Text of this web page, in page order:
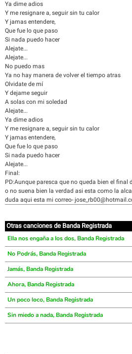
Ya dime adios
Y me resignare a, seguir sin tu calor
Y jamas entendere,
Que fue lo que paso
Si nada puedo hacer
Alejate...
Alejate...
No puedo mas
Ya no hay manera de volver el tiempo atras
Olvidate de mí
Y dejame seguir
A solas con mi soledad
Alejate...
Ya dime adios
Y me resignare a, seguir sin tu calor
Y jamas entendere,
Que fue lo que paso
Si nada puedo hacer
Alejate...
Final:
PD:Aunque paresca que no queda bien el final
o no suena bien la verdad asi esta como la
duda aqui esta mi correo-
Otras canciones de Banda Registrada
Ella nos engaña a los dos, Banda Registrada
No Podrás, Banda Registrada
Jamás, Banda Registrada
Ahora, Banda Registrada
Un poco loco, Banda Registrada
Sin miedo a nada, Banda Registrada